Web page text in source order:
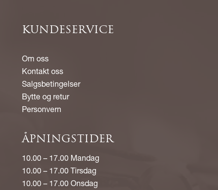
KUNDESERVICE
Om oss
Kontakt oss
Salgsbetingelser
Bytte og retur
Personvern
ÅPNINGSTIDER
10.00 – 17.00 Mandag
10.00 – 17.00 Tirsdag
10.00 – 17.00 Onsdag